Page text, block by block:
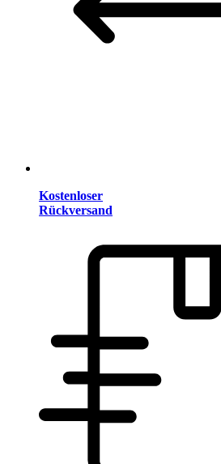
Kostenloser
Rückversand